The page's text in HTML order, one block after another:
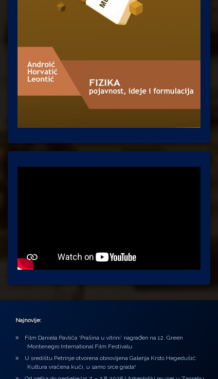
Najnovije:
Film Daniela Pavlića ‘Prašina u vitrini’ nagrađen na 12. Green
Montenegro International Film Festivalu
U središtu Petrinje otvorena obnovljena Galerija Krsto Hegedušić:
Kultura vraćena kući, u samo srce grada!